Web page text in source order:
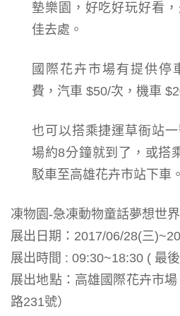
墊樂園，好吃好玩好看
佳去處。
國際花卉市場有提供停
費，汽車 $50/次，機車
也可以搭乘捷運草衙站
場約8分鐘就到了，或搭
駁車至高雄花卉市站下車。
凍物園-急凍動物童話夢想世
展出日期：2017/06/28(三
展出時間 : 09:30~18:30 ( 最
展出地點：高雄國際花卉市
路231號）